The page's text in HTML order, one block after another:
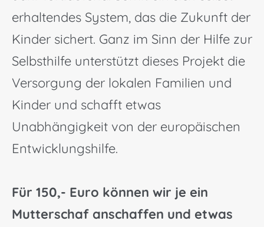
erhaltendes System, das die Zukunft der
Kinder sichert. Ganz im Sinn der Hilfe zur
Selbsthilfe unterstützt dieses Projekt die
Versorgung der lokalen Familien und
Kinder und schafft etwas
Unabhängigkeit von der europäischen
Entwicklungshilfe.
Für 150,- Euro können wir je ein
Mutterschaf anschaffen und etwas